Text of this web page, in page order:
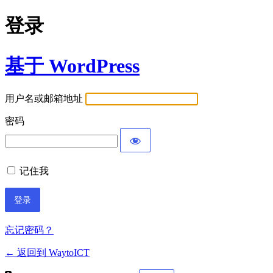
登录
基于 WordPress
用户名或邮箱地址
密码
记住我
忘记密码？
← 返回到 WaytoICT